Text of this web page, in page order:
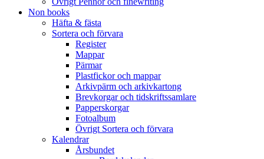
Non books
Häfta & fästa
Sortera och förvara
Register
Mappar
Pärmar
Plastfickor och mappar
Arkivpärm och arkivkartong
Brevkorgar och tidskriftssamlare
Papperskorgar
Fotoalbum
Övrigt Sortera och förvara
Kalendrar
Årsbundet